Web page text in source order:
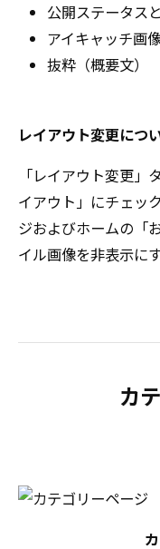
公開ステータス
アイキャッチ画
抜粋（概要文）
レイアウト変更につ
「レイアウト変更
イアウト」にチェッ
ジおよびホームの「
イル画像を非表示に
カ